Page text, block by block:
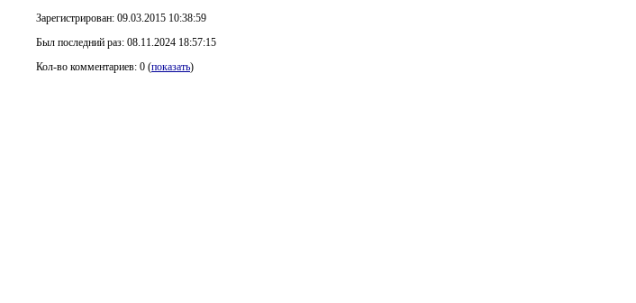
Зарегистрирован: 09.03.2015 10:38:59
Был последний раз: 08.11.2024 18:57:15
Кол-во комментариев: 0 (показать)